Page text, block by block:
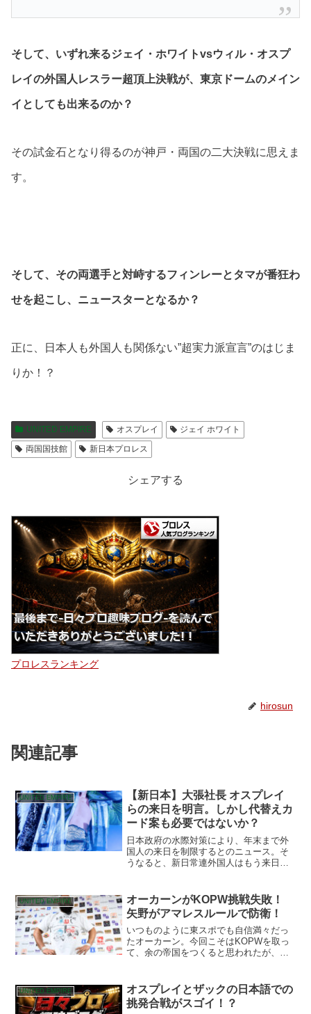
そして、いずれ来るジェイ・ホワイトvsウィル・オスプ
レイの外国人レスラー超頂上決戦が、東京ドームのメイン
イとしても出来るのか？
その試金石となり得るのが神戸・両国の二大決戦に思えま
す。
そして、その両選手と対峙するフィンレーとタマが番狂わ
せを起こし、ニュースターとなるか？
正に、日本人も外国人も関係ない”超実力派宣言”のはじま
りか！？
UNITED EMPIRE オスプレイ
ジェイ ホワイト
両国国技館
新日本プロレス
シェアする
プロレスランキング
hirosun
関連記事
UNITED EMPIRE
【新日本】大張社長 オスプレイ
らの来日を明言。しかし代替えカ
ード案も必要ではないか？
日本政府の水際対策により、年末まで外
国人の来日を制限するとのニュース。そ
うなると、新日常連外国人はもう来日で
UNITED EMPIRE
オーカーンがKOPW挑戦失敗！
矢野がアマレスルールで防衛！
いつものように東スポでも自信満々だっ
たオーカーン。今回こそはKOPWを取っ
て、余の帝国をつくると思われたが、矢
UNITED EMPIRE
オスプレイとザックの日本語での
挑発合戦がスゴイ！？